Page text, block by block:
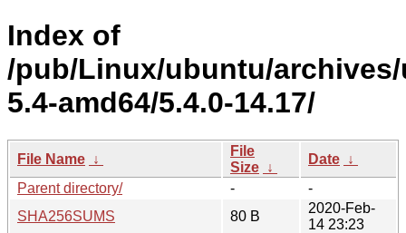
Index of
/pub/Linux/ubuntu/
5.4-amd64/5.4.0-14.17/
File Name ↓
File
Size ↓
Date ↓
Parent directory/
-
-
SHA256SUMS
80 B
2020-Feb-
14 23:23